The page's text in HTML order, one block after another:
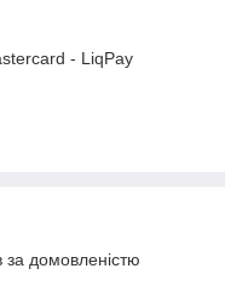
- LiqPay
домовленістю